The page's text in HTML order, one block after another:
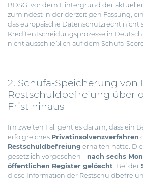
BDSG, vor dem Hintergrund der
zumindest in der derzeitigen Fassung,
das europäische Datenschutzrecht nicht
Kreditentscheidungsprozesse in
nicht ausschließlich auf dem Schufa-
2. Schufa-Speicherung von
Restschuldbefreiung über
Frist hinaus
Im zweiten Fall geht es darum, dass ein
erfolgreiches Privatinsolvenzverfahren
Restschuldbefreiung erhalten hatte.
gesetzlich vorgesehen – nach sechs
öffentlichen Register gelöscht. Bei der
diese Information der